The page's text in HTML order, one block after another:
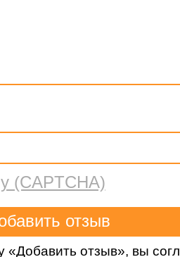
(CAPTCHA)
«Добавить отзыв», вы